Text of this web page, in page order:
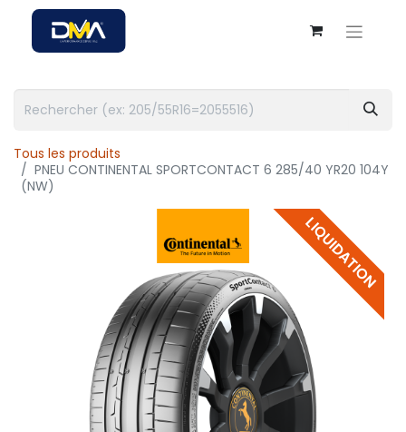
Tous les produits
PNEU CONTINENTAL SPORTCONTACT 6 285/40 YR20 104Y
(NW)
LIQUIDATION